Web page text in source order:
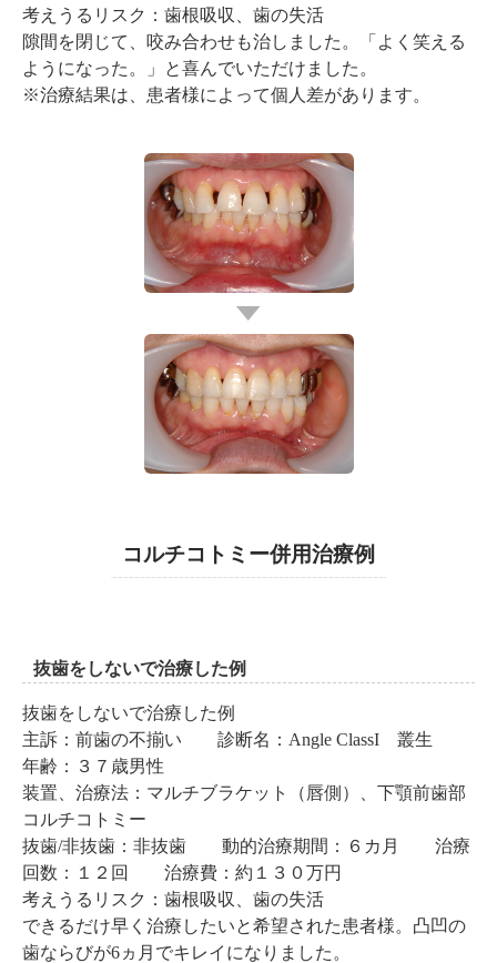
考えうるリスク：歯根吸収、歯の失活
隙間を閉じて、咬み合わせも治しました。「よく笑える
ようになった。」と喜んでいただけました。
※治療結果は、患者様によって個人差があります。
コルチコトミー併用治療例
抜歯をしないで治療した例
抜歯をしないで治療した例
主訴：前歯の不揃い 診断名：Angle ClassI 叢生
年齢：３７歳男性
装置、治療法：マルチブラケット（唇側）、下顎前歯部
コルチコトミー
抜歯/非抜歯：非抜歯 動的治療期間：６カ月 治療
回数：１２回 治療費：約１３０万円
考えうるリスク：歯根吸収、歯の失活
できるだけ早く治療したいと希望された患者様。凸凹の
歯ならびが6ヵ月でキレイになりました。